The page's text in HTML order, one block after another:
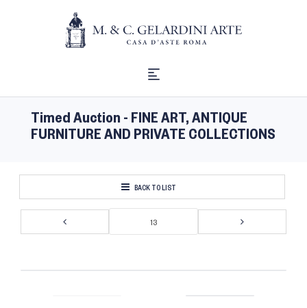
Timed Auction - FINE ART, ANTIQUE
FURNITURE AND PRIVATE COLLECTIONS
BACK TO LIST